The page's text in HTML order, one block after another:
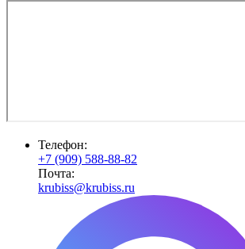
Телефон:
+7 (909) 588-88-82
Почта:
krubiss@krubiss.ru